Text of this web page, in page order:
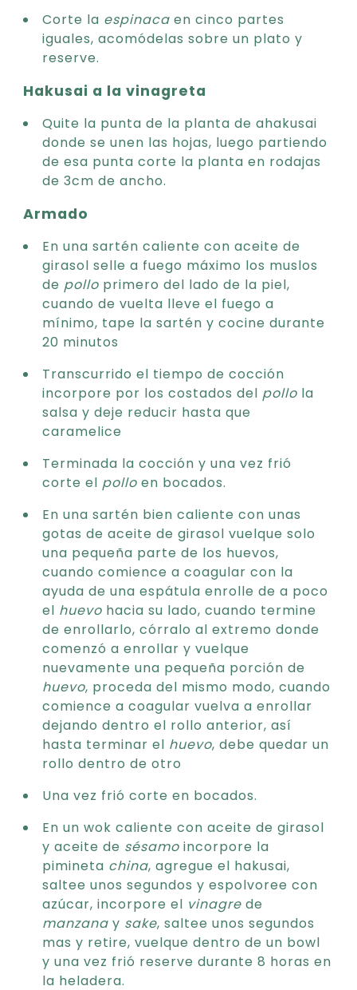
Corte la espinaca en cinco partes
iguales, acomódelas sobre un plato y
reserve.
Hakusai a la vinagreta
Quite la punta de la planta de ahakusai
donde se unen las hojas, luego partiendo
de esa punta corte la planta en rodajas
de 3cm de ancho.
Armado
En una sartén caliente con aceite de
girasol selle a fuego máximo los muslos
de pollo primero del lado de la piel,
cuando de vuelta lleve el fuego a
mínimo, tape la sartén y cocine durante
20 minutos
Transcurrido el tiempo de cocción
incorpore por los costados del pollo la
salsa y deje reducir hasta que
caramelice
Terminada la cocción y una vez frió
corte el pollo en bocados.
En una sartén bien caliente con unas
gotas de aceite de girasol vuelque solo
una pequeña parte de los huevos,
cuando comience a coagular con la
ayuda de una espátula enrolle de a poco
el huevo hacia su lado, cuando termine
de enrollarlo, córralo al extremo donde
comenzó a enrollar y vuelque
nuevamente una pequeña porción de
huevo, proceda del mismo modo, cuando
comience a coagular vuelva a enrollar
dejando dentro el rollo anterior, así
hasta terminar el huevo, debe quedar un
rollo dentro de otro
Una vez frió corte en bocados.
En un wok caliente con aceite de girasol
y aceite de sésamo incorpore la
pimineta china, agregue el hakusai,
saltee unos segundos y espolvoree con
azúcar, incorpore el vinagre de
manzana y sake, saltee unos segundos
mas y retire, vuelque dentro de un bowl
y una vez frió reserve durante 8 horas en
la heladera.